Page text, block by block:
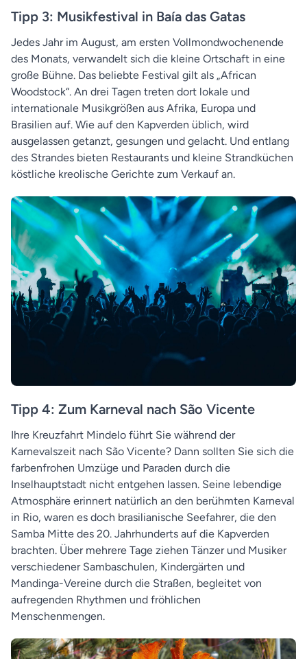
Tipp 3: Musikfestival in Baía das Gatas
Jedes Jahr im August, am ersten Vollmondwochenende
des Monats, verwandelt sich die kleine Ortschaft in eine
große Bühne. Das beliebte Festival gilt als „African
Woodstock“. An drei Tagen treten dort lokale und
internationale Musikgrößen aus Afrika, Europa und
Brasilien auf. Wie auf den Kapverden üblich, wird
ausgelassen getanzt, gesungen und gelacht. Und entlang
des Strandes bieten Restaurants und kleine Strandküchen
köstliche kreolische Gerichte zum Verkauf an.
Tipp 4: Zum Karneval nach São Vicente
Ihre Kreuzfahrt Mindelo führt Sie während der
Karnevalszeit nach São Vicente? Dann sollten Sie sich die
farbenfrohen Umzüge und Paraden durch die
Inselhauptstadt nicht entgehen lassen. Seine lebendige
Atmosphäre erinnert natürlich an den berühmten Karneval
in Rio, waren es doch brasilianische Seefahrer, die den
Samba Mitte des 20. Jahrhunderts auf die Kapverden
brachten. Über mehrere Tage ziehen Tänzer und Musiker
verschiedener Sambaschulen, Kindergärten und
Mandinga-Vereine durch die Straßen, begleitet von
aufregenden Rhythmen und fröhlichen
Menschenmengen.